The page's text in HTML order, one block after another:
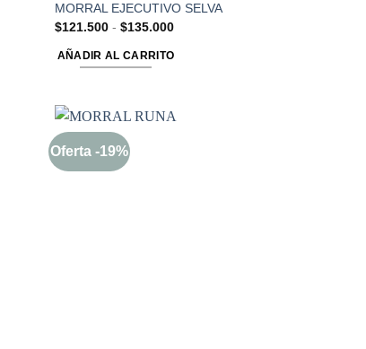
MORRAL EJECUTIVO SELVA
$121.500 - $135.000
AÑADIR AL CARRITO
Oferta -19%